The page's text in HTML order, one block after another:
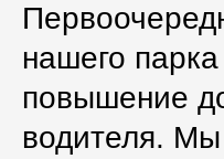
нашего парка
повышение
водителя.